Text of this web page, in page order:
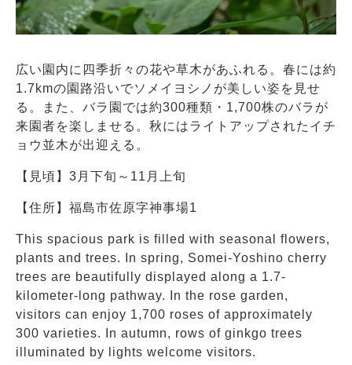
広い園内に四季折々の花や草木があふれる。春には約
1.7kmの園路沿いでソメイヨシノが美しい姿を見せ
る。また、バラ園では約300種類・1,700株のバラが
来園者を楽しませる。秋にはライトアップされたイチ
ョウ並木が出迎える。
【見頃】3月下旬～11月上旬
【住所】福島市佐原字神事場1
This spacious park is filled with seasonal flowers,
plants and trees. In spring, Somei-Yoshino cherry
trees are beautifully displayed along a 1.7-
kilometer-long pathway. In the rose garden,
visitors can enjoy 1,700 roses of approximately
300 varieties. In autumn, rows of ginkgo trees
illuminated by lights welcome visitors.